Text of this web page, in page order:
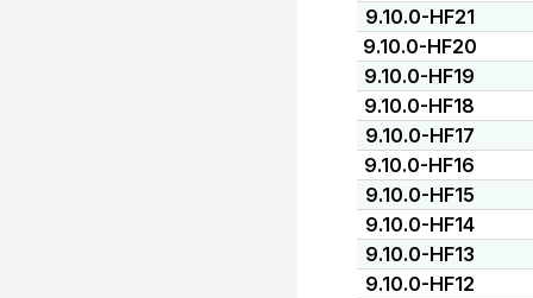
9.10.0-HF21
9.10.0-HF20
9.10.0-HF19
9.10.0-HF18
9.10.0-HF17
9.10.0-HF16
9.10.0-HF15
9.10.0-HF14
9.10.0-HF13
9.10.0-HF12